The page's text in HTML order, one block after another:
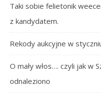
Taki sobie felietonik
z kandydatem.
Rekody aukcyjne w
O mały włos…. czyli jak w
odnaleziono